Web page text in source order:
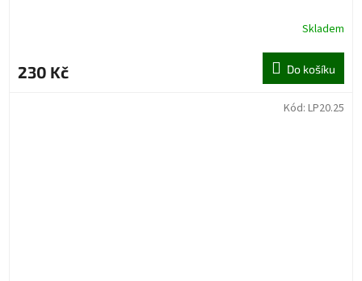
Skladem
230 Kč Do košíku
Kód: LP20.25